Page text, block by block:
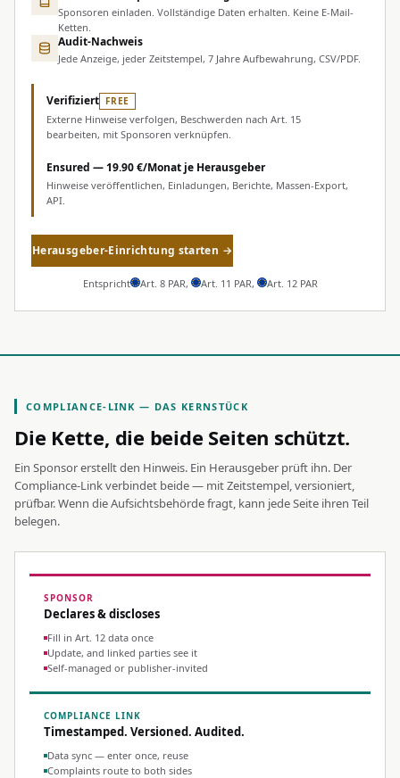
Sponsoren einladen. Vollständige Daten erhalten. Keine E-Mail-
Ketten.
Audit-Nachweis
Jede Anzeige, jeder Zeitstempel, 7 Jahre Aufbewahrung, CSV/PDF.
Verifiziert FREE
Externe Hinweise verfolgen, Beschwerden nach Art. 15
bearbeiten, mit Sponsoren verknüpfen.
Ensured — 19.90 €/Monat je Herausgeber
Hinweise veröffentlichen, Einladungen, Berichte, Massen-Export,
API.
Herausgeber-Einrichtung starten →
Entspricht Art. 8 PAR, Art. 11 PAR, Art. 12 PAR
COMPLIANCE-LINK — DAS KERNSTÜCK
Die Kette, die beide Seiten schützt.
Ein Sponsor erstellt den Hinweis. Ein Herausgeber prüft ihn. Der
Compliance-Link verbindet beide — mit Zeitstempel, versioniert,
prüfbar. Wenn die Aufsichtsbehörde fragt, kann jede Seite ihren Teil
belegen.
SPONSOR
Declares & discloses
Fill in Art. 12 data once
Update, and linked parties see it
Self-managed or publisher-invited
COMPLIANCE LINK
Timestamped. Versioned. Audited.
Data sync — enter once, reuse
Complaints route to both sides